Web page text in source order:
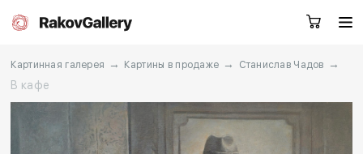
Картинная галерея → Картины в продаже → Станислав Чадов
→
В кафе